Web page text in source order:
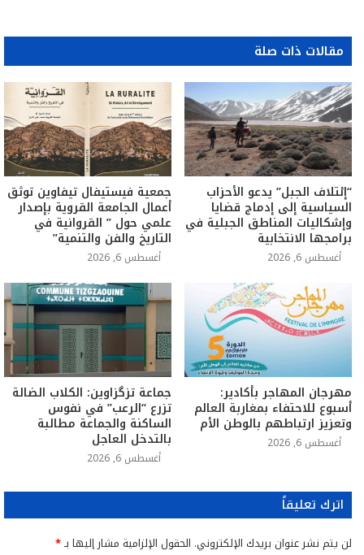
مقالات ذات صلة
“إئتلاف الجبل” يدعو الأحزاب
السياسية إلى إدماج قضايا
وإشكاليات المناطق الجبلية في
برامجها الانتخابية
أغسطس 6, 2026
جمعية فيستيفال تيفاوين توثق
أعمال الجامعة القروية بإصدار
علمي حول ” القروانية في
التاريخ والفن والتنمية”
أغسطس 6, 2026
مهرجان المهاجر بأكادير:
أسبوع للاحتفاء بمغاربة العالم
وتعزيز ارتباطهم بالوطن الأم
أغسطس 6, 2026
جماعة تزگزاوين: الكلاب الضالة
تزرع “الرعب” في نفوس
الساكنة والجماعة مطالبة
بالتدخل العاجل
أغسطس 6, 2026
اترك تعليقاً
لن يتم نشر عنوان بريدك الإلكتروني. الحقول الإلزامية مشار إليها بـ*